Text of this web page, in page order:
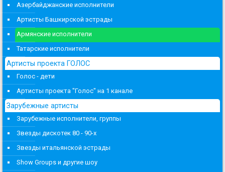
Азербайджанские исполнители
Артисты Башкирской эстрады
Армянские исполнители
Татарские исполнители
Артисты проекта ГОЛОС
Голос - дети
Артисты проекта "Голос" на 1 канале
Зарубежные артисты
Зарубежные исполнители, группы
Звезды дискотек 80 - 90-х
Звезды итальянской эстрады
Show Groups и другие шоу